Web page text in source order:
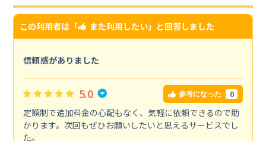
この利用者は「 また利用したい」と回答しました
信頼感がありました
5.0 参考になった 0
定額制で追加料金の心配もなく、気軽に依頼できるので助
かります。次回もぜひお願いしたいと思えるサービスでし
た。